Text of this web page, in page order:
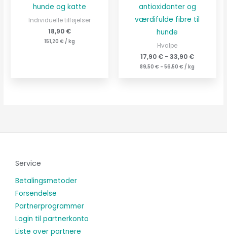
hunde og katte
Individuelle tilføjelser
18,90 €
151,20€ /kg
antioxidanter og
værdifulde fibre til
hunde
Hvalpe
17,90 € -33,90 €
89,50€ -56,50€ /kg
Service
Betalingsmetoder
Forsendelse
Partnerprogrammer
Login til partnerkonto
Liste over partnere